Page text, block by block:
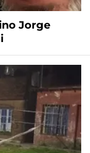
Jorge